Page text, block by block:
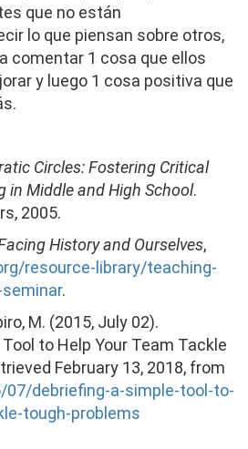
que no están
lo que piensan sobre otros,
comentar 1 cosa que ellos
y luego 1 cosa positiva que
Circles: Fostering Critical
in Middle and High School.
2005.
History and Ourselves,
resource-library/teaching-
.
M. (2015, July 02).
to Help Your Team Tackle
February 13, 2018, from
07/debriefing-a-simple-tool-to-
tough-problems